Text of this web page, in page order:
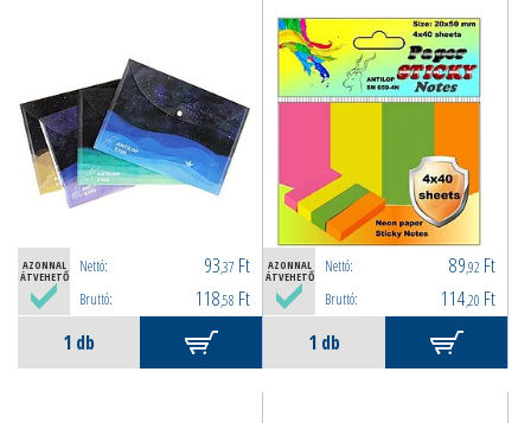
AZONNAL
ÁTVEHETŐ
Nettó: 93,37 Ft
Bruttó: 118,58 Ft
AZONNAL
ÁTVEHETŐ
Nettó: 89,92 Ft
Bruttó: 114,20 Ft